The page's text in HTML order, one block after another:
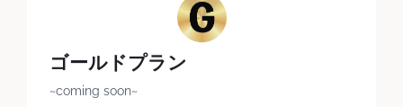
ゴールドプラン
~coming soon~